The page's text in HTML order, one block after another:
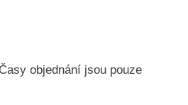
objednání jsou pouze